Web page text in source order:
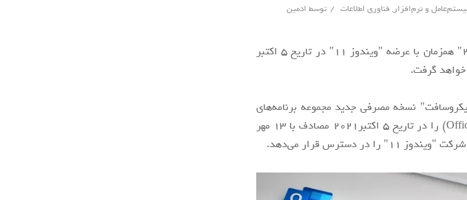
و نرم‌افزار, فناوری اطلاعات / توسط ادمین
شرکت "مایکروسافت" اعلام کرد که "آفیس 2021" همزمان با عرضه "ویندوز 11" در تاریخ 5 اکتبر
نسخه مصرفی جدید مجموعه برنامه‌های
کاربردی خود موسوم به "آفیس 2021"(Office 2021) را در تاریخ 5 اکتبر2021 مصادف با 13 مهر